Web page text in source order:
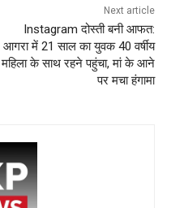
Next article
Instagram दोस्ती बनी आफत:
आगरा में 21 साल का युवक 40 वर्षीय
महिला के साथ रहने पहुंचा, मां के आने
पर मचा हंगामा